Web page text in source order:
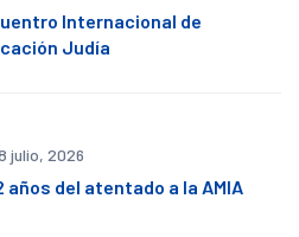
Internacional de
Judía
julio, 2026
años del atentado a la AMIA